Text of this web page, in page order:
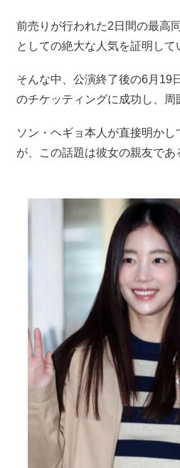
前売りが行われた2日間の最高
としての絶大な人気を証明して
そんな中、公演終了後の6月19
のチケッティングに成功し、周
ソン・ヘギョ本人が直接明か
が、この話題は彼女の親友であ